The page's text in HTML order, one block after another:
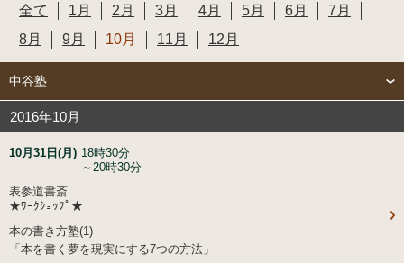
全て 1月 2月 3月 4月 5月 6月
7月
8月
9月 10月 11月 12月
中谷塾
2016年10月
10月31日(月) 18時30分
～20時30分
表参道書斎
★ﾜｰｸｼｮｯﾌﾟ★
本の書き方塾(1)
「本を書く夢を現実にする7つの方法」